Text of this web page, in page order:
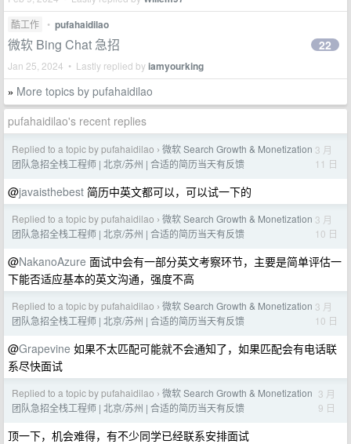
酷工作 • pufahaidilao
微软 Bing Chat 急招
Jan 25, 2024 • Lastly replied byiamyourking
22
» More topics by pufahaidilao
pufahaidilao's recent replies
Replied to a topic by pufahaidilao › 微软 Search Growth & Monetization
团队急招全栈工程师 | 北京/苏州 | 合适的简历当天有反馈
3 月
11 日
@javaisthebest 简历中英文都可以，可以试一下的
Replied to a topic by pufahaidilao › 微软 Search Growth & Monetization
团队急招全栈工程师 | 北京/苏州 | 合适的简历当天有反馈
3 月
10 日
@NakanoAzure 面试中会有一部分英文考察环节，主要是简单评估一
下能否适应基本的英文沟通，强度不高
Replied to a topic by pufahaidilao › 微软 Search Growth & Monetization
团队急招全栈工程师 | 北京/苏州 | 合适的简历当天有反馈
3 月
10 日
@Grapevine 如果不太匹配可能就不会通知了，如果匹配会有电话联
系尽快面试
Replied to a topic by pufahaidilao › 微软 Search Growth & Monetization
团队急招全栈工程师 | 北京/苏州 | 合适的简历当天有反馈
3 月
9 日
顶一下，机会难得，有不少同学已经联系安排面试